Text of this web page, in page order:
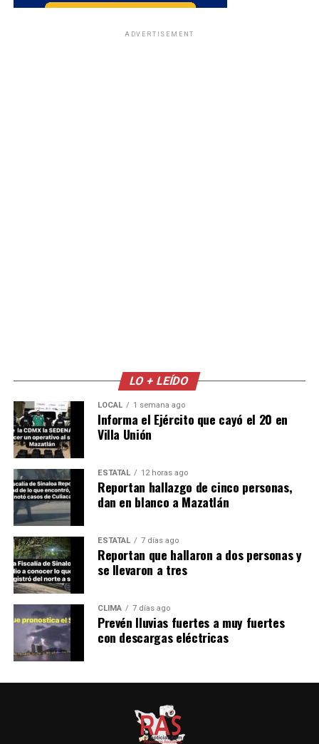
ADVERTISEMENT
LO + LEÍDO
LOCAL 1 semana ago
Informa el Ejército que cayó el 20 en
Villa Unión
ESTATAL 12 horas ago
Reportan hallazgo de cinco personas,
dan en blanco a Mazatlán
ESTATAL 7 días ago
Reportan que hallaron a dos personas y
se llevaron a tres
CLIMA 7 días ago
Prevén lluvias fuertes a muy fuertes
con descargas eléctricas